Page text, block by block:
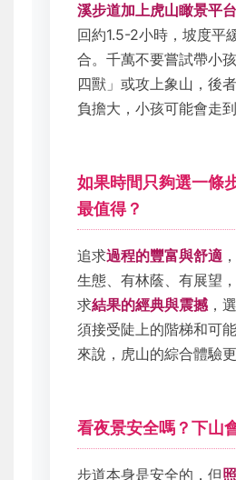
溪步道加上虎山瞰景平
回約1.5-2小時，坡度平
合。千萬不要嘗試帶小
四獸」或攻上象山，後
負擔大，小孩可能會走到
如果時間只夠選一條
最值得？
追求過程的豐富與舒適
生態、有林蔭、有展望
求結果的經典與震撼 ，選
須接受陡上的階梯和可
來說，虎山的綜合體驗更
看夜景安全嗎？下山
步道本身是安全的，但